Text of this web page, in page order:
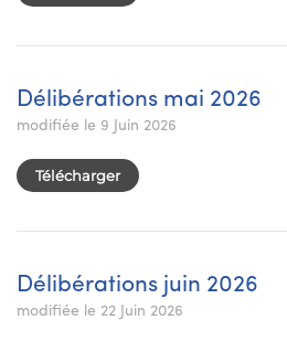
Délibérations mai 2026
modifiée le 9 Juin 2026
Télécharger
Délibérations juin 2026
modifiée le 22 Juin 2026